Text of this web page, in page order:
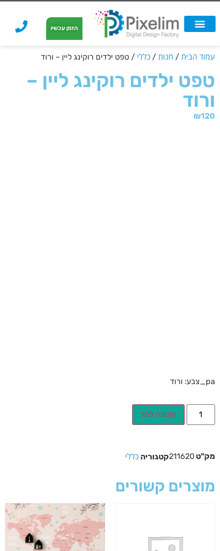
הזמן עכשיו
עמוד הבית / חנות / כללי / טפט ילדים רוקינג ליין – ורוד
טפט ילדים רוקינג ליין –
ורוד
₪120
pa_צבע: ורוד
הוספה לסל
מק"ט 211620קטגוריה כללי
מוצרים קשורים